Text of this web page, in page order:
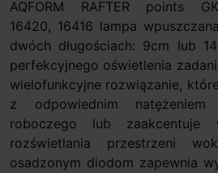
AQFORM RAFTER points
16420, 16416 lampa
dwóch długościach: 9cm lub
perfekcyjnego oświetlenia
wielofunkcyjne rozwiązanie,
z odpowiednim natężeniem
roboczego lub zaakcentuje
rozświetlania przestrzeni
osadzonym diodom zapewnia